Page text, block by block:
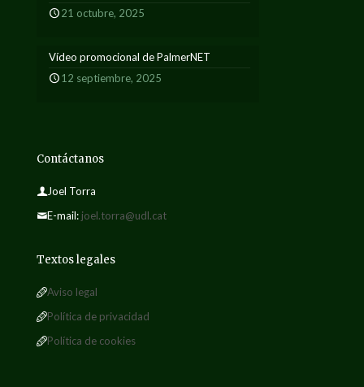
21 octubre, 2025
Vídeo promocional de PalmerNET
12 septiembre, 2025
Contáctanos
Joel Torra
E-mail: joel.torra@udl.cat
Textos legales
Aviso legal
Política de privacidad
Política de cookies